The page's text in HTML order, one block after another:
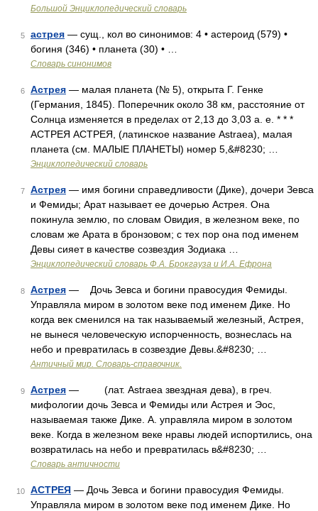
Большой Энциклопедический словарь
5 астрея — сущ., кол во синонимов: 4 • астероид (579) •
богиня (346) • планета (30) • …
Словарь синонимов
6 Астрея — малая планета (№ 5), открыта Г. Генке
(Германия, 1845). Поперечник около 38 км, расстояние от
Солнца изменяется в пределах от 2,13 до 3,03 а. е. * * *
АСТРЕЯ АСТРЕЯ, (латинское название Astraea), малая
планета (см. МАЛЫЕ ПЛАНЕТЫ) номер 5,&#8230; …
Энциклопедический словарь
7 Астрея — имя богини справедливости (Дике), дочери Зевса
и Фемиды; Арат называет ее дочерью Астрея. Она
покинула землю, по словам Овидия, в железном веке, по
словам же Арата в бронзовом; с тех пор она под именем
Девы сияет в качестве созвездия Зодиака …
Энциклопедический словарь Ф.А. Брокгауза и И.А. Ефрона
8 Астрея — Дочь Зевса и богини правосудия Фемиды.
Управляла миром в золотом веке под именем Дике. Но
когда век сменился на так называемый железный, Астрея,
не вынеся человеческую испорченность, вознеслась на
небо и превратилась в созвездие Девы.&#8230; …
Античный мир. Словарь-справочник.
9 Астрея — (лат. Astraea звездная дева), в греч.
мифологии дочь Зевса и Фемиды или Астрея и Эос,
называемая также Дике. А. управляла миром в золотом
веке. Когда в железном веке нравы людей испортились, она
возвратилась на небо и превратилась в&#8230; …
Словарь античности
10 АСТРЕЯ — Дочь Зевса и богини правосудия Фемиды.
Управляла миром в золотом веке под именем Дике. Но